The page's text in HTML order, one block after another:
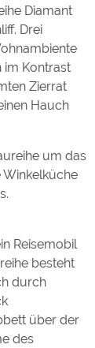
Diamant
Drei
im Kontrast
Zierrat
Hauch
um das
Winkelküche
Reisemobil
besteht
durch
über der
des